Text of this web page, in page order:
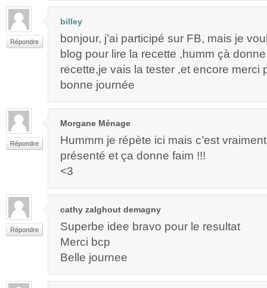
Répondre
billey
bonjour, j’ai participé sur FB, mais je
blog pour lire la recette ,humm çà
recette,je vais la tester ,et encore merci
bonne journée
Répondre
Morgane Ménage
Hummm je répète ici mais c’est
présenté et ça donne faim !!!
<3
Répondre
cathy zalghout demagny
Superbe idee bravo pour le resultat
Merci bcp
Belle journee